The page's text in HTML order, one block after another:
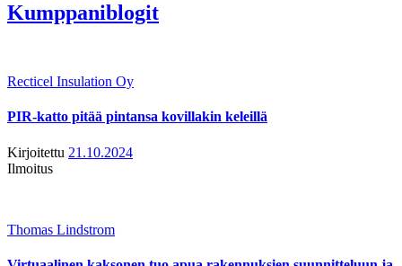
Kumppaniblogit
Recticel Insulation Oy
PIR-katto pitää pintansa kovillakin keleillä
Kirjoitettu 21.10.2024
Ilmoitus
Thomas Lindstrom